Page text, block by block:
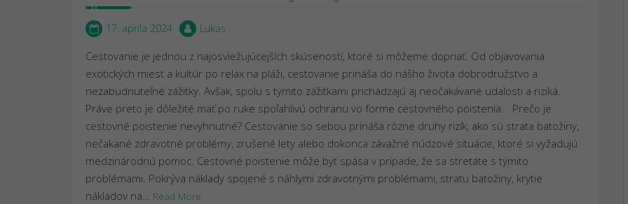
17. apríla 2024 Lukas
Cestovanie je jednou z najosviežujúcejších skúseností, ktoré si môžeme dopriať. Od objavovania
exotických miest a kultúr po relax na pláži, cestovanie prináša do nášho života dobrodružstvo a
nezabudnuteľné zážitky. Avšak, spolu s týmito zážitkami prichádzajú aj neočakávané udalosti a riziká.
Práve preto je dôležité mať po ruke spoľahlivú ochranu vo forme cestovného poistenia. Prečo je
cestovné poistenie nevyhnutné? Cestovanie so sebou prináša rôzne druhy rizík, ako sú strata batožiny,
nečakané zdravotné problémy, zrušené lety alebo dokonca závažné núdzové situácie, ktoré si vyžadujú
medzinárodnú pomoc. Cestovné poistenie môže byť spása v prípade, že sa stretáte s týmito
problémami. Pokrýva náklady spojené s náhlymi zdravotnými problémami, stratu batožiny, krytie
nákladov na… Read More